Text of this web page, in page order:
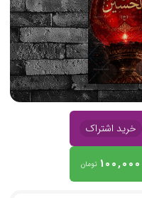
خرید اشتراک
100,000 تومان